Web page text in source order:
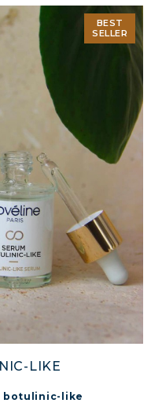
BEST
SELLER
LIKE
botulinic-like